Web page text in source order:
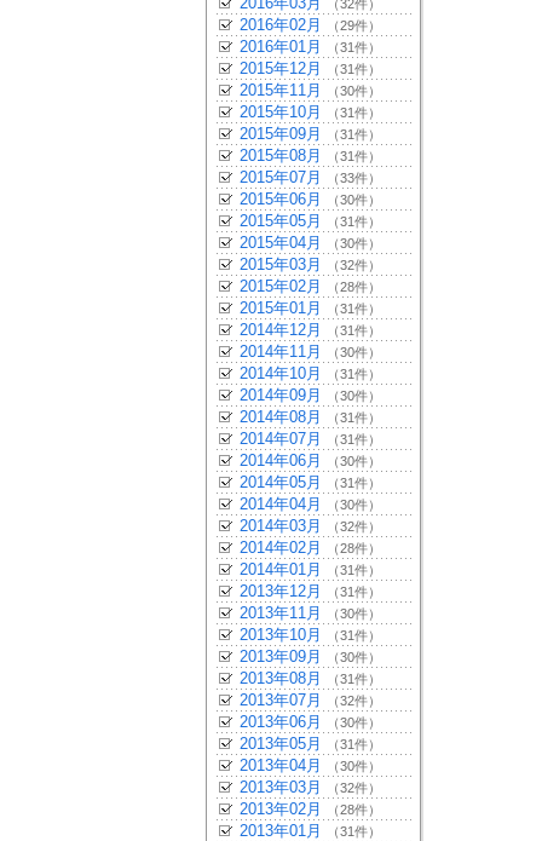
（32件）
2016年02月 （29件）
2016年01月 （31件）
2015年12月 （31件）
2015年11月 （30件）
2015年10月 （31件）
2015年09月 （31件）
2015年08月 （31件）
2015年07月 （33件）
2015年06月 （30件）
2015年05月 （31件）
2015年04月 （30件）
2015年03月 （32件）
2015年02月 （28件）
2015年01月 （31件）
2014年12月 （31件）
2014年11月 （30件）
2014年10月 （31件）
2014年09月 （30件）
2014年08月 （31件）
2014年07月 （31件）
2014年06月 （30件）
2014年05月 （31件）
2014年04月 （30件）
2014年03月 （32件）
2014年02月 （28件）
2014年01月 （31件）
2013年12月 （31件）
2013年11月 （30件）
2013年10月 （31件）
2013年09月 （30件）
2013年08月 （31件）
2013年07月 （32件）
2013年06月 （30件）
2013年05月 （31件）
2013年04月 （30件）
2013年03月 （32件）
2013年02月 （28件）
2013年01月 （31件）